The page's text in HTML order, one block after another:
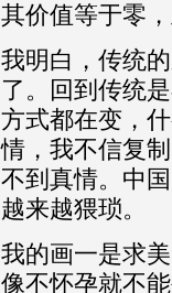
其价值等于零
我明白，传统
了。回到传统
方式都在变，
情，我不信复
不到真情。 中
越来越猥琐。
我的画一是求
像不怀孕就不